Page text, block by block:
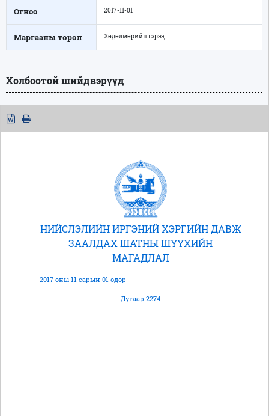
Огноо 2017-11-01
Маргааны төрөл Хөдөлмөрийн гэрээ,
Холбоотой шийдвэрүүд
НИЙСЛЭЛИЙН ИРГЭНИЙ ХЭРГИЙН ДАВЖ
ЗААЛДАХ ШАТНЫ ШҮҮХИЙН
МАГАДЛАЛ
2017 оны 11 сарын 01 өдөр
Дугаар 2274